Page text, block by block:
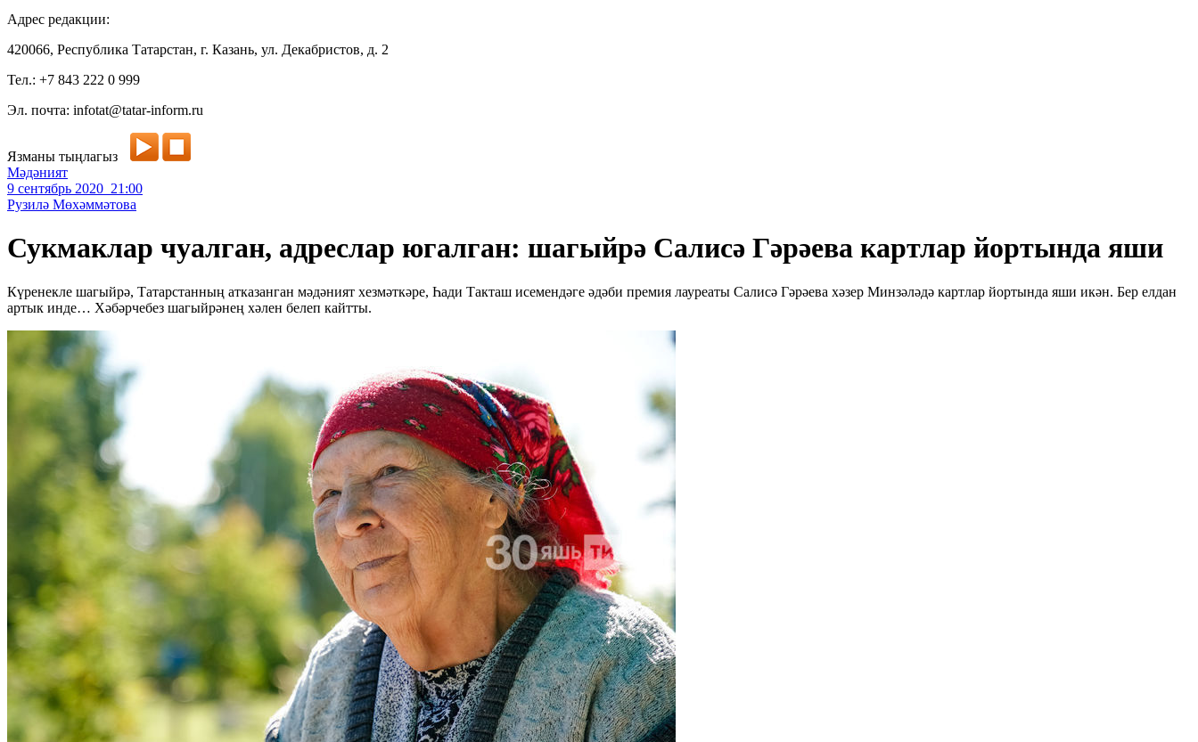
Адрес редакции:
420066, Республика Татарстан, г. Казань, ул. Декабристов, д. 2
Тел.: +7 843 222 0 999
Эл. почта: infotat@tatar-inform.ru
Язманы тыңлагыз
Мәдәният
9 сентябрь 2020 21:00
Рузилә Мөхәммәтова
Сукмаклар чуалган, адреслар югалган: шагыйрә Салисә Гәрәева картлар йортында яши
Күренекле шагыйрә, Татарстанның атказанган мәдәният хезмәткәре, Һади Такташ исемендәге әдәби премия лауреаты Салисә Гәрәева хәзер Минзәләдә картлар йортында яши икән. Бер елдан
артык инде… Хәбәрчебез шагыйрәнең хәлен белеп кайтты.